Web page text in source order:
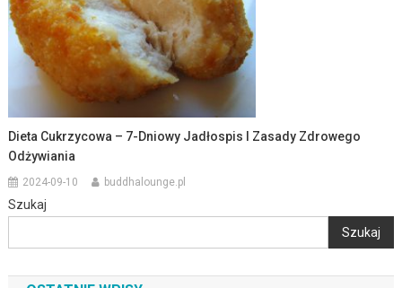
Dieta Cukrzycowa – 7-Dniowy Jadłospis I Zasady Zdrowego
Odżywiania
2024-09-10 buddhalounge.pl
Szukaj
Szukaj